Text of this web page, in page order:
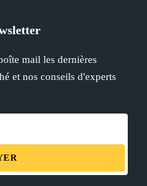
mail les dernières
et nos conseils d'experts